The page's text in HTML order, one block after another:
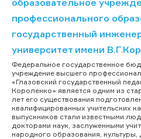
профессионального
государственный
университет имени
Федеральное государственное
учреждение высшего
«Глазовский государственный
Короленко» является одним из
лет его существования
квалифицированных учительских
выпускников стали известными
докторами наук, заслуженными
народного образования, культуры,